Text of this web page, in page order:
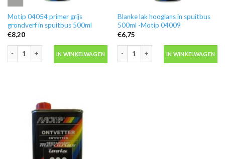
Motip 04054 primer grijs
grondverf in spuitbus 500ml
€8,20
IN WINKELWAGEN
Blanke lak hooglans in spuitbus
500ml -Motip 04009
€6,75
IN WINKELWAGEN